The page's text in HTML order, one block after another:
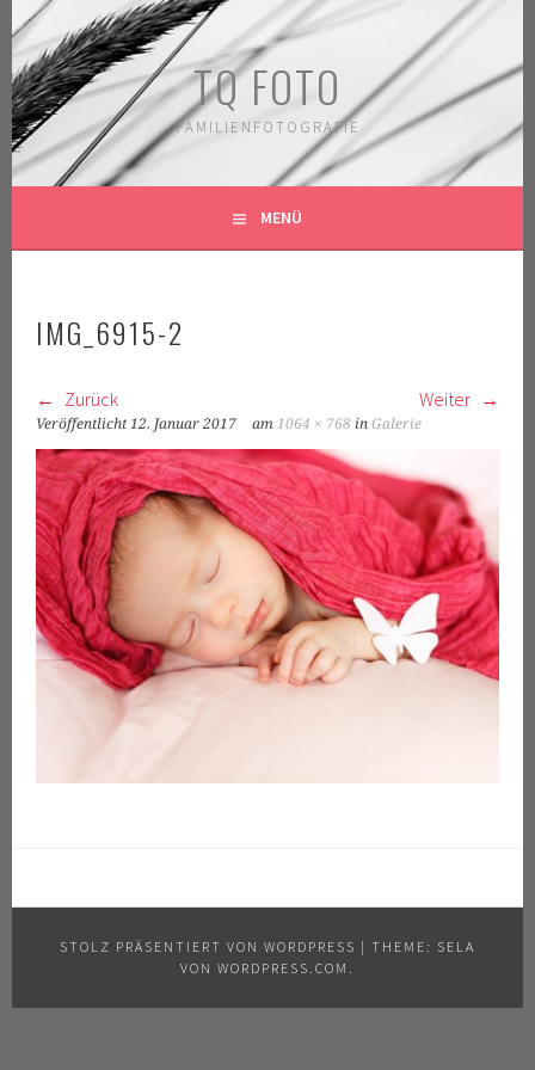
Springe
zum
Inhalt
TQ FOTO
FAMILIENFOTOGRAFIE
MENÜ
IMG_6915-2
Zurück Weiter
Veröffentlicht12. Januar 2017 am 1064 × 768 inGalerie
STOLZ PRÄSENTIERT VON WORDPRESS | THEME: SELA
VON WORDPRESS.COM